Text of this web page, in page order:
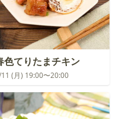
色てりたまチキン
(月) 19:00〜20:00